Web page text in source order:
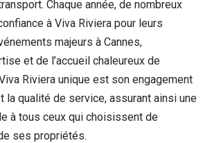
Chaque année, de nombreux
à Viva Riviera pour leurs
majeurs à Cannes,
et de l’accueil chaleureux de
Riviera unique est son engagement
la qualité de service, assurant ainsi une
à tous ceux qui choisissent de
ses propriétés.